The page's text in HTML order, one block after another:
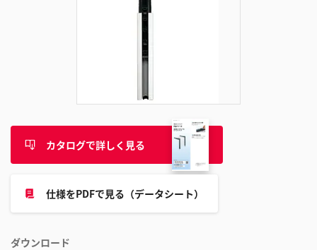
カタログで詳しく見る
仕様をPDFで見る（データシート）
ダウンロード